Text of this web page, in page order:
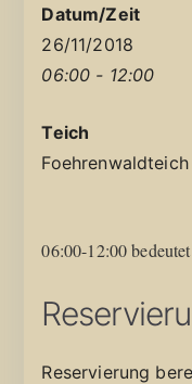
Datum/Zeit
26/11/2018
06:00 - 12:00
Teich
Foehrenwaldteich
06:00-12:00
Reservierung